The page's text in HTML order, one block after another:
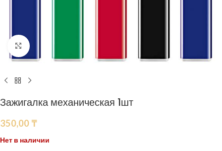
Нажмите, чтобы увеличить
Зажигалка механическая 1шт
350,00 ₸
Нет в наличии